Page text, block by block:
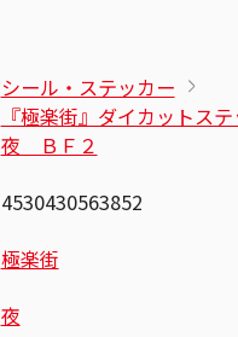
シール・ステッカー
『極楽街』ダイカットス
夜 ＢＦ２
4530430563852
極楽街
夜